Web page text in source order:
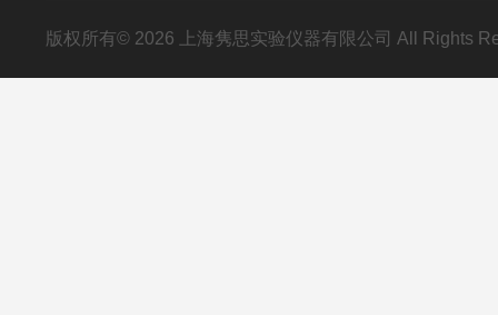
版权所有© 2026 上海隽思实验仪器有限公司 All Rights